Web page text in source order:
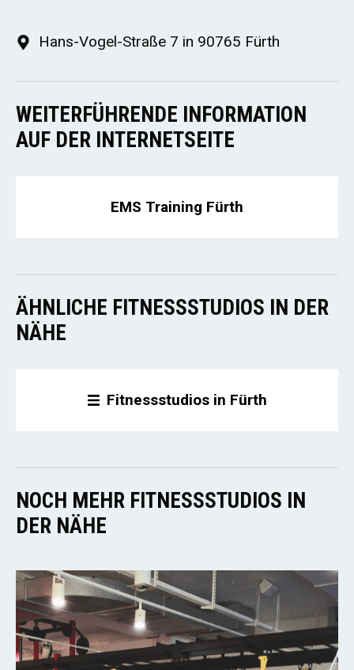
Hans-Vogel-Straße 7 in 90765 Fürth
WEITERFÜHRENDE INFORMATION
AUF DER INTERNETSEITE
EMS Training Fürth
ÄHNLICHE FITNESSSTUDIOS IN DER
NÄHE
Fitnessstudios in Fürth
NOCH MEHR FITNESSSTUDIOS IN
DER NÄHE